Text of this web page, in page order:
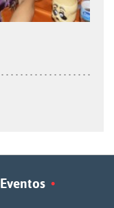
Eventos